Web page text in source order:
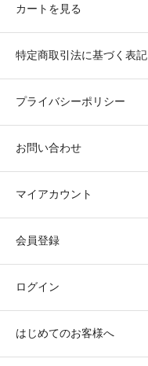
カートを見る
特定商取引法に基づく表記
プライバシーポリシー
お問い合わせ
マイアカウント
会員登録
ログイン
はじめてのお客様へ